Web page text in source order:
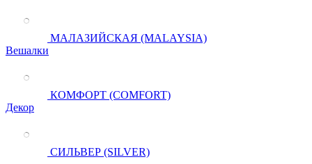
МАЛАЗИЙСКАЯ (MALAYSIA)
Вешалки
КОМФОРТ (COMFORT)
Декор
СИЛЬВЕР (SILVER)